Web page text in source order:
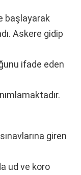
başlayarak
Askere gidip
ifade eden
giren
ud ve koro